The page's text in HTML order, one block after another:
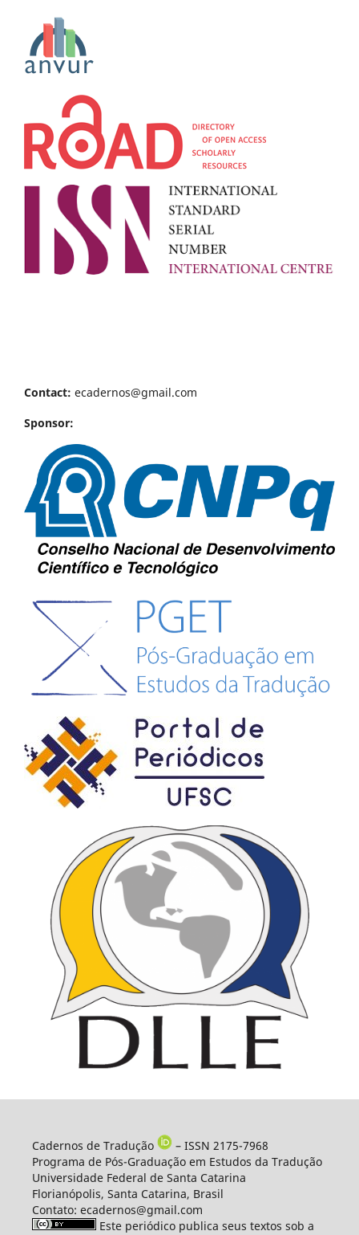
Contact: ecadernos@gmail.com
Sponsor:
Cadernos de Tradução
– ISSN 2175-7968
Programa de Pós-Graduação em Estudos da Tradução
Universidade Federal de Santa Catarina
Florianópolis, Santa Catarina, Brasil
Contato: ecadernos@gmail.com
Este periódico publica seus textos sob a